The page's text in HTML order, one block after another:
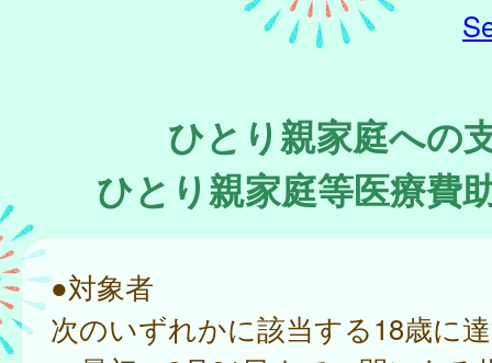
ひとり親家庭への
ひとり親家庭等医療費
●対象者
次のいずれかに該当する18歳に